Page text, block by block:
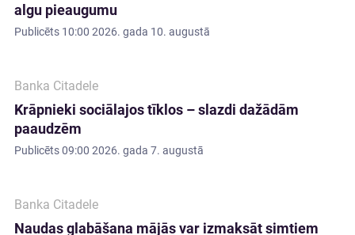
algu pieaugumu
Publicēts 10:00 2026. gada 10. augustā
Banka Citadele
Krāpnieki sociālajos tīklos – slazdi dažādām
paaudzēm
Publicēts09:00 2026. gada 7. augustā
Banka Citadele
Naudas glabāšana mājās var izmaksāt simtiem